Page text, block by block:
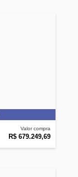
Valor compra
R$ 679.249,69